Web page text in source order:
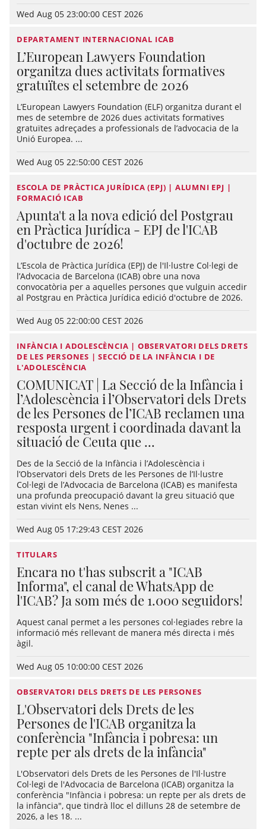
Wed Aug 05 23:00:00 CEST 2026
DEPARTAMENT INTERNACIONAL ICAB
L’European Lawyers Foundation
organitza dues activitats formatives
gratuïtes el setembre de 2026
L’European Lawyers Foundation (ELF) organitza durant el
mes de setembre de 2026 dues activitats formatives
gratuïtes adreçades a professionals de l’advocacia de la
Unió Europea. ...
Wed Aug 05 22:50:00 CEST 2026
ESCOLA DE PRÀCTICA JURÍDICA (EPJ) | ALUMNI EPJ |
FORMACIÓ ICAB
Apunta't a la nova edició del Postgrau
en Pràctica Jurídica - EPJ de l'ICAB
d'octubre de 2026!
L’Escola de Pràctica Jurídica (EPJ) de l'Il·lustre Col·legi de
l’Advocacia de Barcelona (ICAB) obre una nova
convocatòria per a aquelles persones que vulguin accedir
al Postgrau en Pràctica Jurídica edició d'octubre de 2026.
Wed Aug 05 22:00:00 CEST 2026
INFÀNCIA I ADOLESCÈNCIA | OBSERVATORI DELS DRETS
DE LES PERSONES | SECCIÓ DE LA INFÀNCIA I DE
L'ADOLESCÈNCIA
COMUNICAT | La Secció de la Infància i
l’Adolescència i l’Observatori dels Drets
de les Persones de l’ICAB reclamen una
resposta urgent i coordinada davant la
situació de Ceuta que ...
Des de la Secció de la Infància i l’Adolescència i
l’Observatori dels Drets de les Persones de l’Il·lustre
Col·legi de l’Advocacia de Barcelona (ICAB) es manifesta
una profunda preocupació davant la greu situació que
estan vivint els Nens, Nenes ...
Wed Aug 05 17:29:43 CEST 2026
TITULARS
Encara no t'has subscrit a "ICAB
Informa", el canal de WhatsApp de
l'ICAB? Ja som més de 1.000 seguidors!
Aquest canal permet a les persones col·legiades rebre la
informació més rellevant de manera més directa i més
àgil.
Wed Aug 05 10:00:00 CEST 2026
OBSERVATORI DELS DRETS DE LES PERSONES
L'Observatori dels Drets de les
Persones de l'ICAB organitza la
conferència "Infància i pobresa: un
repte per als drets de la infància"
L'Observatori dels Drets de les Persones de l'Il·lustre
Col·legi de l'Advocacia de Barcelona (ICAB) organitza la
conferència "Infància i pobresa: un repte per als drets de
la infància", que tindrà lloc el dilluns 28 de setembre de
2026, a les 18. ...